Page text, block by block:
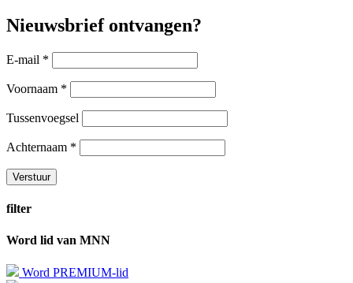
Nieuwsbrief ontvangen?
E-mail *
Voornaam *
Tussenvoegsel
Achternaam *
filter
Word lid van MNN
Word PREMIUM-lid